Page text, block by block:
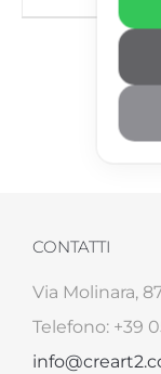
CONTATTI
Via Molinara,
Telefono: +39